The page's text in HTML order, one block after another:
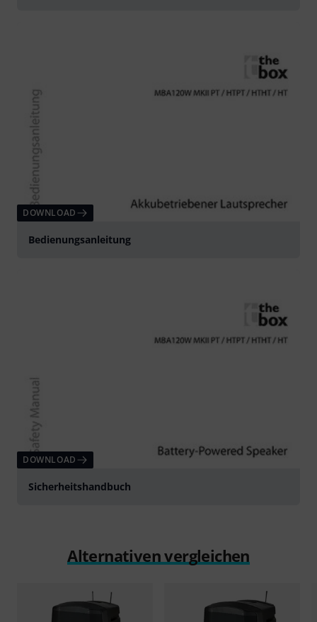
DOWNLOAD
Bedienungsanleitung
DOWNLOAD
Sicherheitshandbuch
Alternativen vergleichen